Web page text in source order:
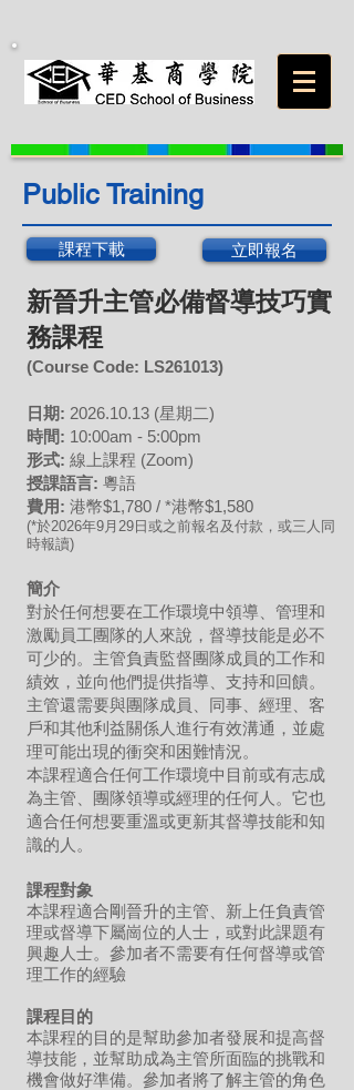
Public Training
課程下載 立即報名
新晉升主管必備督導技巧實
務課程
(Course Code: LS261013)
日期: 2026.10.13 (星期二)
時間: 10:00am - 5:00pm
形式: 線上課程 (Zoom)
授課語言: 粵語
費用: 港幣$1,780 / *港幣$1,580
(*於2026年9月29日或之前報名及付款，或三人同
時報讀)
簡介
對於任何想要在工作環境中領導、管理和
激勵員工團隊的人來說，督導技能是必不
可少的。主管負責監督團隊成員的工作和
績效，並向他們提供指導、支持和回饋。
主管還需要與團隊成員、同事、經理、客
戶和其他利益關係人進行有效溝通，並處
理可能出現的衝突和困難情況。
本課程適合任何工作環境中目前或有志成
為主管、團隊領導或經理的任何人。它也
適合任何想要重溫或更新其督導技能和知
識的人。
課程對象
本課程適合剛晉升的主管、新上任負責管
理或督導下屬崗位的人士，或對此課題有
興趣人士。參加者不需要有任何督導或管
理工作的經驗
課程目的
本課程的目的是幫助參加者發展和提高督
導技能，並幫助成為主管所面臨的挑戰和
機會做好準備。參加者將了解主管的角色